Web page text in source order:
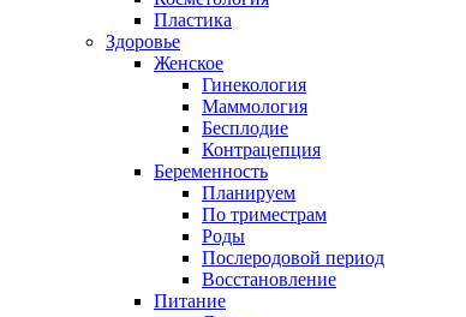
Пластика
Здоровье
Женское
Гинекология
Маммология
Бесплодие
Контрацепция
Беременность
Планируем
По триместрам
Роды
Послеродовой период
Восстановление
Питание